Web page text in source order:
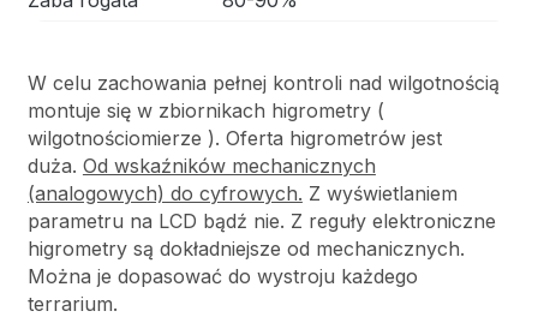
W celu zachowania pełnej kontroli nad wilgotnością
montuje się w zbiornikach higrometry (
wilgotnościomierze ). Oferta higrometrów jest
duża. Od wskaźników mechanicznych
(analogowych) do cyfrowych. Z wyświetlaniem
parametru na LCD bądź nie. Z reguły elektroniczne
higrometry są dokładniejsze od mechanicznych.
Można je dopasować do wystroju każdego
terrarium.